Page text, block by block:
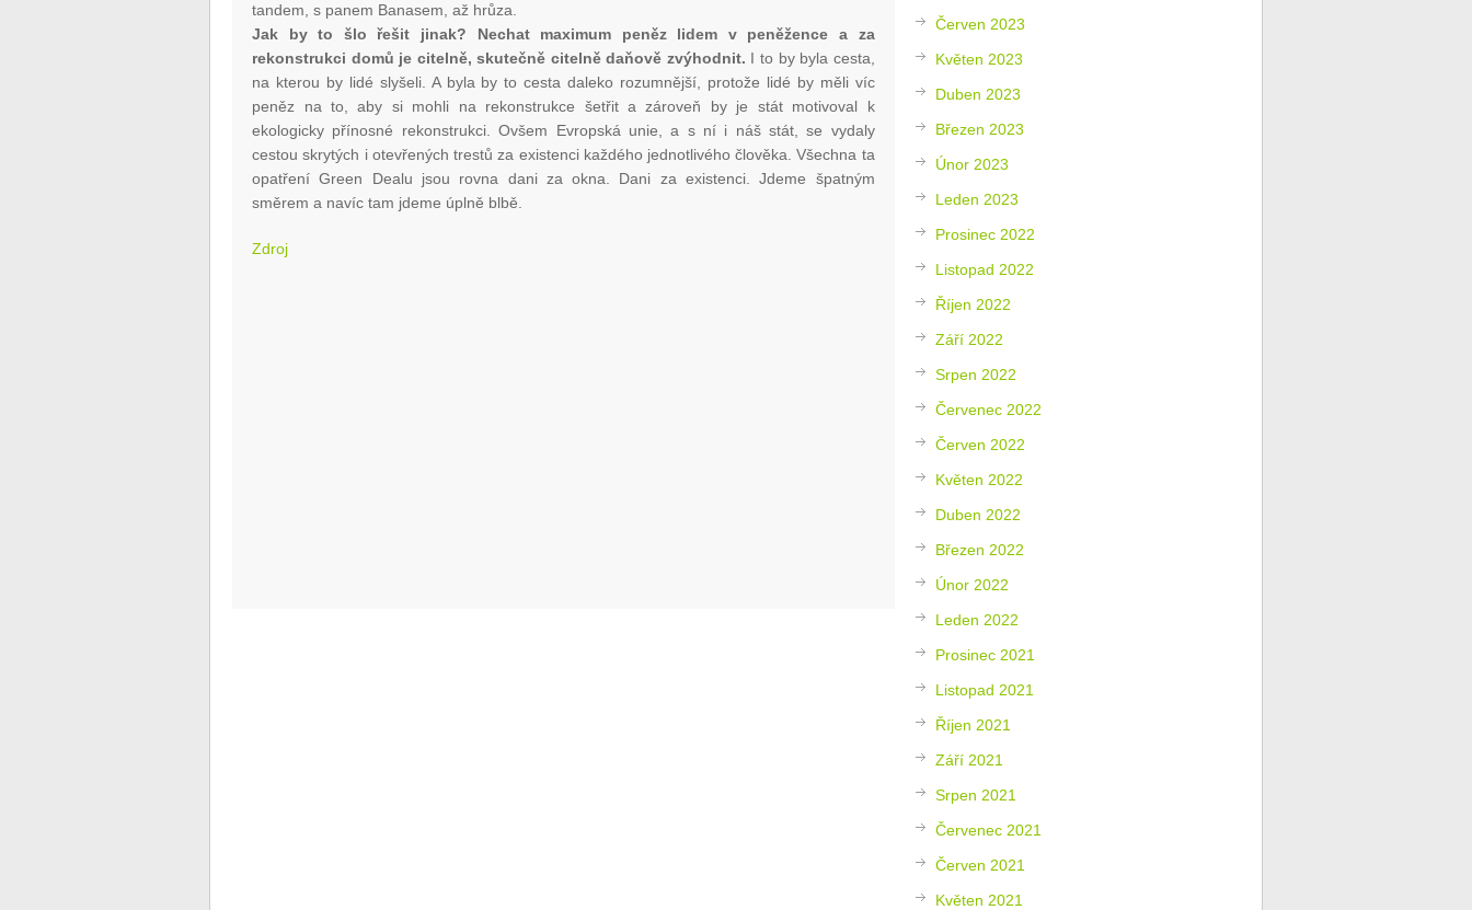
tandem, s panem Banasem, až hrůza.
Jak by to šlo řešit jinak? Nechat maximum peněz lidem v peněžence a za
rekonstrukci domů je citelně, skutečně citelně daňově zvýhodnit. I to by byla cesta,
na kterou by lidé slyšeli. A byla by to cesta daleko rozumnější, protože lidé by měli víc
peněz na to, aby si mohli na rekonstrukce šetřit a zároveň by je stát motivoval k
ekologicky přínosné rekonstrukci. Ovšem Evropská unie, a s ní i náš stát, se vydaly
cestou skrytých i otevřených trestů za existenci každého jednotlivého člověka. Všechna ta
opatření Green Dealu jsou rovna dani za okna. Dani za existenci. Jdeme špatným
směrem a navíc tam jdeme úplně blbě.
Zdroj
Červen 2023
Květen 2023
Duben 2023
Březen 2023
Únor 2023
Leden 2023
Prosinec 2022
Listopad 2022
Říjen 2022
Září 2022
Srpen 2022
Červenec 2022
Červen 2022
Květen 2022
Duben 2022
Březen 2022
Únor 2022
Leden 2022
Prosinec 2021
Listopad 2021
Říjen 2021
Září 2021
Srpen 2021
Červenec 2021
Červen 2021
Květen 2021